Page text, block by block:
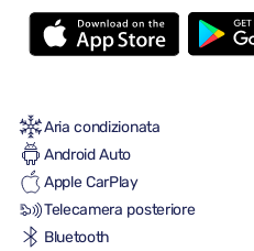
5 sedili
2 valigie grandi
Aria condizionata
Android Auto
Apple CarPlay
Telecamera posteriore
Bluetooth